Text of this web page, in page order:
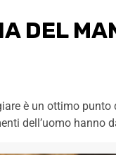
DEL
è un ottimo
dell’uomo hanno